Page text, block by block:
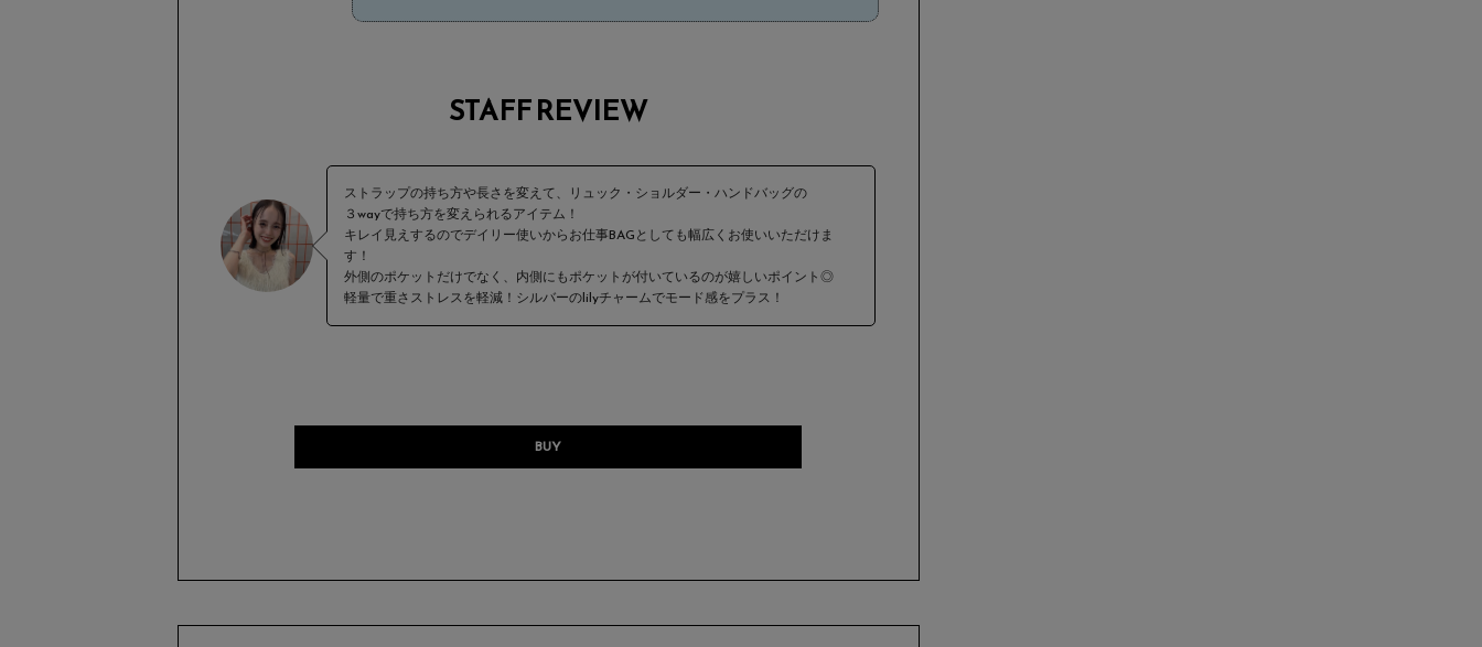
STAFF REVIEW
ストラップの持ち方や長さを変えて、リュック・ショルダー・ハンドバッグの
３wayで持ち方を変えられるアイテム！
キレイ見えするのでデイリー使いからお仕事BAGとしても幅広くお使いいただけま
す！
外側のポケットだけでなく、内側にもポケットが付いているのが嬉しいポイント◎
軽量で重さストレスを軽減！シルバーのlilyチャームでモード感をプラス！
BUY